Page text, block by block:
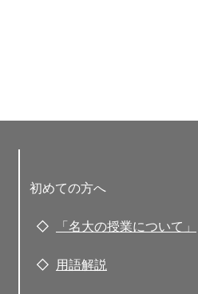
初めての方へ
「名大の授業について」
用語解説